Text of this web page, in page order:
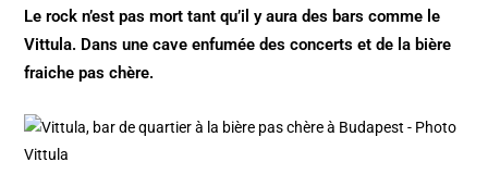
Le rock n’est pas mort tant qu’il y aura des bars comme le
Vittula. Dans une cave enfumée des concerts et de la bière
fraiche pas chère.